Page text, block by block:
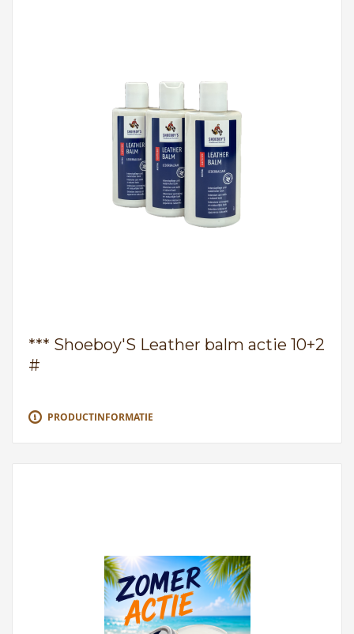
*** Shoeboy'S Leather balm actie 10+2
#
PRODUCTINFORMATIE